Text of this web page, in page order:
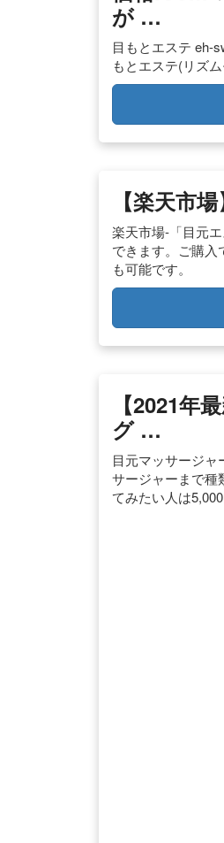
が …
目もとエステ eh-
もとエステ(リズ
【楽天市
楽天市場-「目元
できます。ご購入
も可能です。
【2021年
グ …
目元マッサージャ
サージャーまで種
てみたい人は